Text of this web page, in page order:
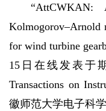
“AttCWKAN:
Kolmogorov–Arnold
for wind turbine
15日在线发表于
Transactions on
徽师范大学电子科